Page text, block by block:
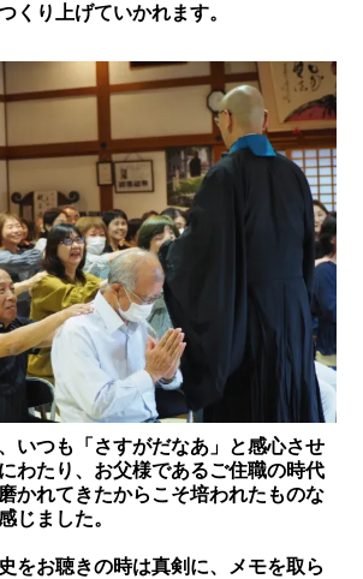
くり上げていかれます。
いつも「さすがだなあ」と感心させ
わたり、お父様であるご住職の時代
かれてきたからこそ培われたものな
じました。
をお聴きの時は真剣に、メモを取ら